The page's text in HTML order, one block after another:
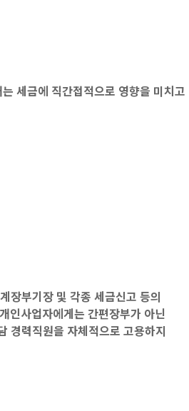
세금에 직간접적으로 영향을 미치고
장부기장 및 각종 세금신고 등의
인사업자에게는 간편장부가 아닌
경력직원을 자체적으로 고용하지